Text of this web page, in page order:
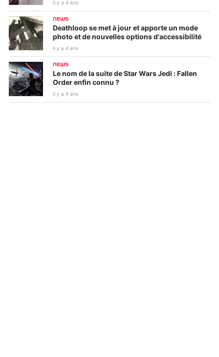
Il y a 4 ans
NEWS
Deathloop se met à jour et apporte un mode
photo et de nouvelles options d'accessibilité
Il y a 4 ans
NEWS
Le nom de la suite de Star Wars Jedi : Fallen
Order enfin connu ?
Il y a 4 ans